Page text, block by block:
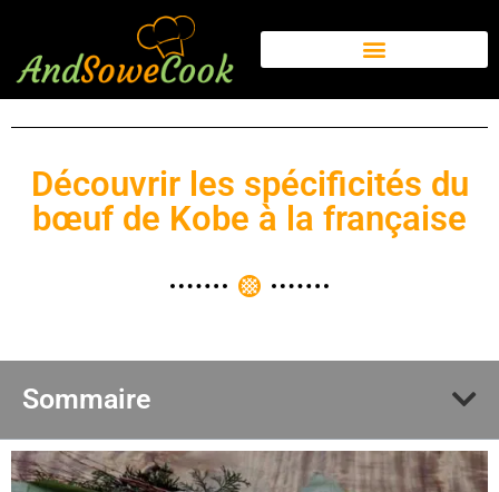
Découvrir les spécificités du
bœuf de Kobe à la française
Sommaire